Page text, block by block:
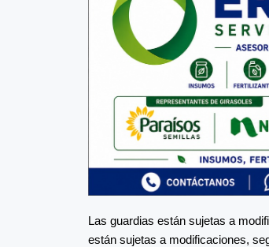
Las guardias están sujetas a
están sujetas a modificaciones,